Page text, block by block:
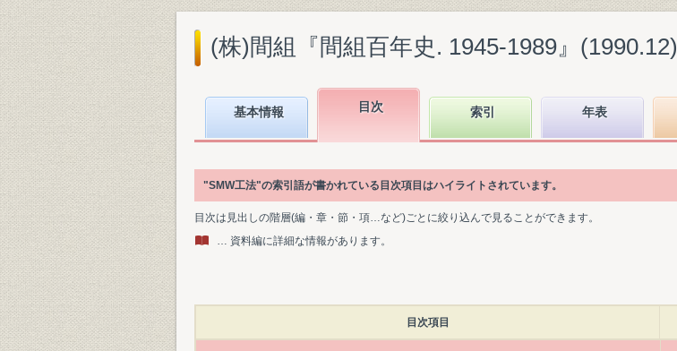
(株)間組『間組百年史. 1945-1989』(1990.12)
基本情報 目次 索引 年表
"SMW工法"の索引語が書かれている目次項目はハイライトされています。
目次は見出しの階層(編・章・節・項…など)ごとに絞り込んで見ることができます。
… 資料編に詳細な情報があります。
目次項目